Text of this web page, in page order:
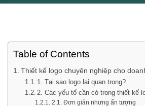
Table of Contents
Thiết kế logo chuyên nghiệp cho
1. Tại sao logo lại quan trọng?
2. Các yếu tố cần có trong thiết kế
2.1. Đơn giản nhưng ấn tượng